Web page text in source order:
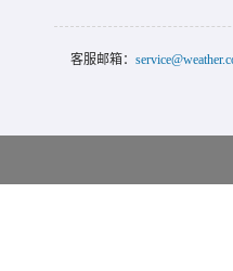
客服邮箱：